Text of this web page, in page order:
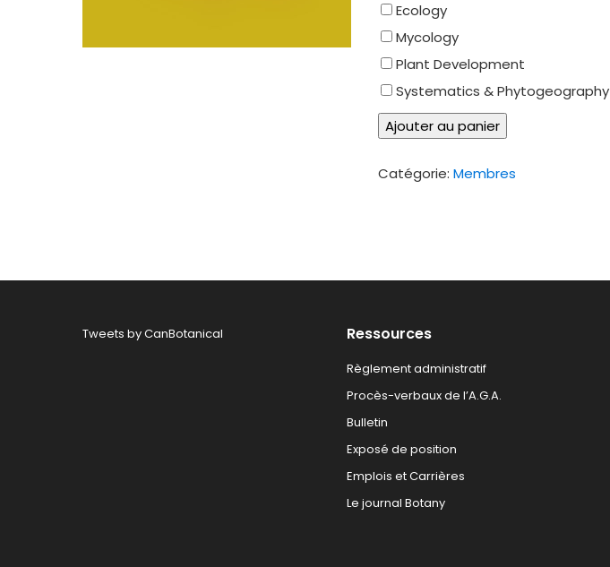
Ecology
Mycology
Plant Development
Systematics & Phytogeography
quantité
de
Cotisation
familiale
Ajouter au panier
Catégorie: Membres
Tweets by CanBotanical Ressources
Règlement administratif
Procès-verbaux de l’A.G.A.
Bulletin
Exposé de position
Emplois et Carrières
Le journal Botany